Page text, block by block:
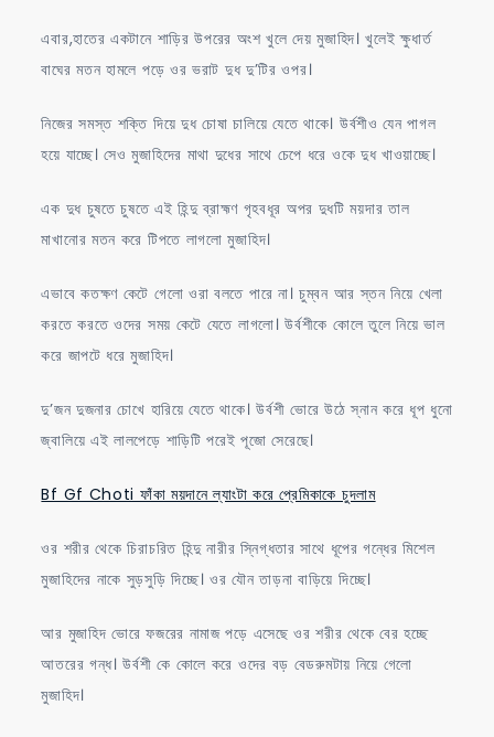
এবার,হাতের একটানে শাড়ির উপরের অংশ খুলে দেয় মুজাহিদ। খুলেই ক্ষুধার্ত
বাঘের মতন হামলে পড়ে ওর ভরাট দুধ দু’টির ওপর।
নিজের সমস্ত শক্তি দিয়ে দুধ চোষা চালিয়ে যেতে থাকে। উর্বশীও যেন পাগল
হয়ে যাচ্ছে। সেও মুজাহিদের মাথা দুধের সাথে চেপে ধরে ওকে দুধ খাওয়াচ্ছে।
এক দুধ চুষতে চুষতে এই হিন্দু ব্রাহ্মণ গৃহবধূর অপর দুধটি ময়দার তাল
মাখানোর মতন করে টিপতে লাগলো মুজাহিদ।
এভাবে কতক্ষণ কেটে গেলো ওরা বলতে পারে না। চুম্বন আর স্তন নিয়ে খেলা
করতে করতে ওদের সময় কেটে যেতে লাগলো। উর্বশীকে কোলে তুলে নিয়ে ভাল
করে জাপটে ধরে মুজাহিদ।
দু’জন দুজনার চোখে হারিয়ে যেতে থাকে। উর্বশী ভোরে উঠে স্নান করে ধূপ ধুনো
জ্বালিয়ে এই লালপেড়ে শাড়িটি পরেই পূজো সেরেছে।
Bf Gf Choti ফাঁকা ময়দানে ল্যাংটা করে প্রেমিকাকে চুদলাম
ওর শরীর থেকে চিরাচরিত হিন্দু নারীর স্নিগ্ধতার সাথে ধূপের গন্ধের মিশেল
মুজাহিদের নাকে সুড়সুড়ি দিচ্ছে। ওর যৌন তাড়না বাড়িয়ে দিচ্ছে।
আর মুজাহিদ ভোরে ফজরের নামাজ পড়ে এসেছে ওর শরীর থেকে বের হচ্ছে
আতরের গন্ধ। উর্বশী কে কোলে করে ওদের বড় বেডরুমটায় নিয়ে গেলো
মুজাহিদ।